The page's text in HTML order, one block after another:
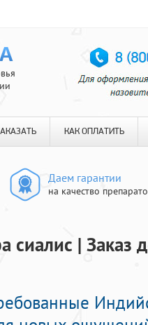
КАК ОПЛАТИТЬ
Даем гарантии
на качество
сиалис | Заказ